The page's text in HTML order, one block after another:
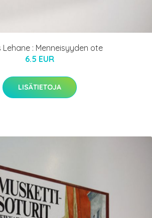
Lehane : Menneisyyden ote
6.5 EUR
LISÄTIETOJA